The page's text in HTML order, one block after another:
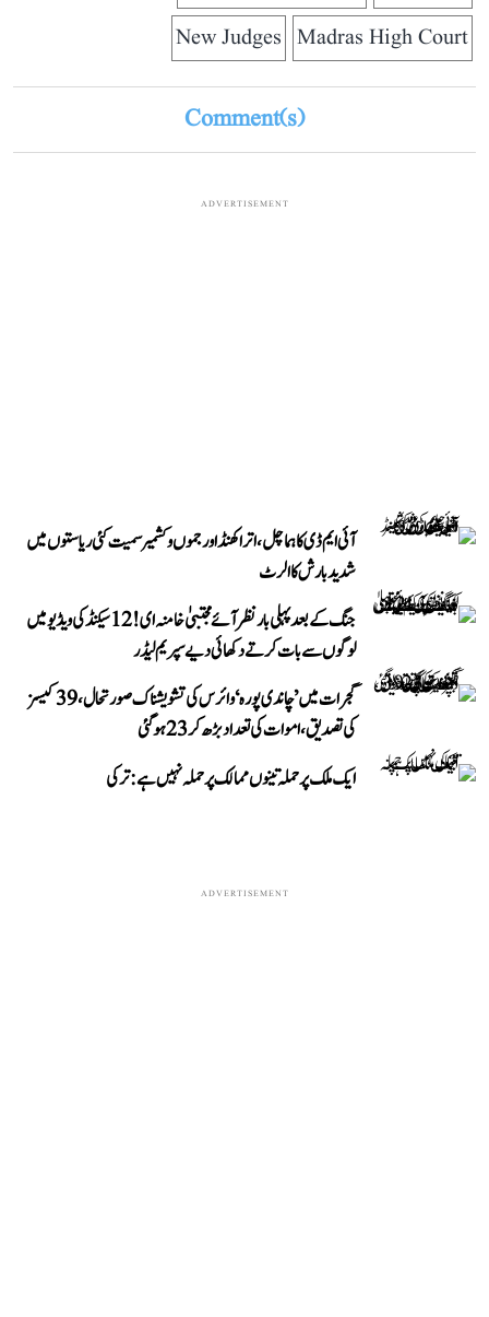
Madras High Court
New Judges
Comment(s)
ADVERTISEMENT
آئی ایم ڈی کا ہماچل، اتراکھنڈ اور جموں و کشمیر سمیت کئی ریاستوں میں
شدید بارش کا الرٹ
جنگ کے بعد پہلی بار نظر آئے مجتبیٰ خامنہ ای! 12 سیکنڈ کی ویڈیو میں
لوگوں سے بات کرتے دکھائی دیے سپریم لیڈر
گجرات میں ’چاندی پورہ‘ وائرس کی تشویشناک صورتحال، 39 کیسز
کی تصدیق، اموات کی تعداد بڑھ کر 23 ہوگئی
ایک ملک پر حملہ تینوں ممالک پر حملہ نہیں ہے: ترکی
ADVERTISEMENT